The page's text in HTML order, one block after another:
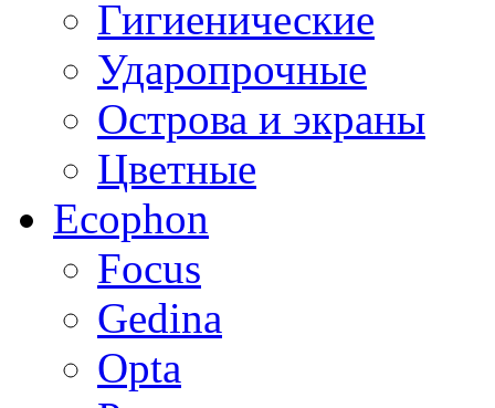
Гигиенические
Ударопрочные
Острова и экраны
Цветные
Ecophon
Focus
Gedina
Opta